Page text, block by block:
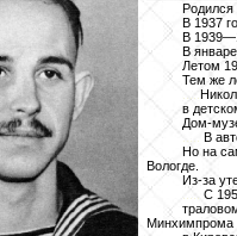
Родился
В 1937
В
В
Летом
Тем же
в
Дом-
В
Но на
Вологде.
Из-за
.....
С
Минхимпрома